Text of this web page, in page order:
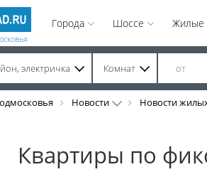
Города Шоссе Жилые
электричка Комнат
Новости Новости
Квартиры по